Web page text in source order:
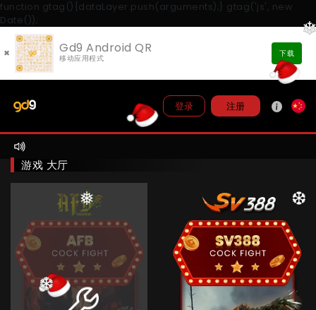
function gtag(){dataLayer.push(arguments);} gtag('js', new
Date());
❅ ❆
❅
❆
❄
× Gd9 Android QR
移动应用程式 下载
登录 注册
游戏 大厅